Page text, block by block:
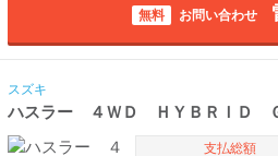
無料 お問い合わせ
スズキ
ハスラー ４ＷＤ ＨＹＢＲＩＤ
支払総額